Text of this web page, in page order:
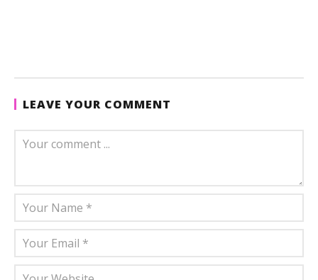
LEAVE YOUR COMMENT